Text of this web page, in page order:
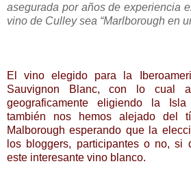
asegurada por años de experiencia
vino de Culley sea “Marlborough en
El vino elegido para la
Sauvignon Blanc, con lo cual
geograficamente eligiendo la Isla
también nos hemos alejado del
Malborough esperando que la
los bloggers, participantes o no, si
este interesante vino blanco.